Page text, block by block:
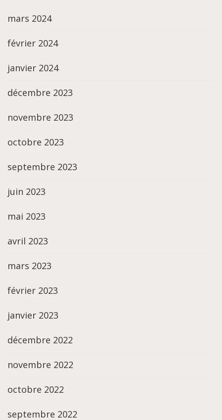
mars 2024
février 2024
janvier 2024
décembre 2023
novembre 2023
octobre 2023
septembre 2023
juin 2023
mai 2023
avril 2023
mars 2023
février 2023
janvier 2023
décembre 2022
novembre 2022
octobre 2022
septembre 2022